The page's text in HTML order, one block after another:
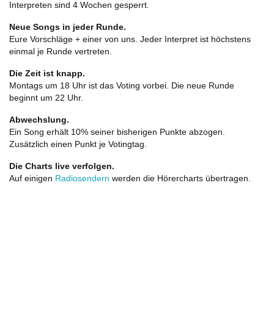
Interpreten sind 4 Wochen gesperrt.
Neue Songs in jeder Runde.
Eure Vorschläge + einer von uns. Jeder Interpret ist höchstens
einmal je Runde vertreten.
Die Zeit ist knapp.
Montags um 18 Uhr ist das Voting vorbei. Die neue Runde
beginnt um 22 Uhr.
Abwechslung.
Ein Song erhält 10% seiner bisherigen Punkte abzogen.
Zusätzlich einen Punkt je Votingtag.
Die Charts live verfolgen.
Auf einigen Radiosendern werden die Hörercharts übertragen.